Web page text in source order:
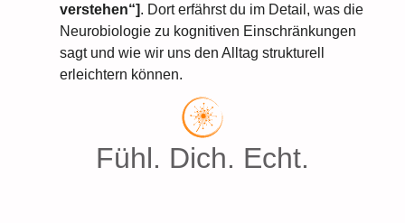
verstehen“]. Dort erfährst du im Detail, was die
Neurobiologie zu kognitiven Einschränkungen
sagt und wie wir uns den Alltag strukturell
erleichtern können.
Fühl. Dich. Echt.